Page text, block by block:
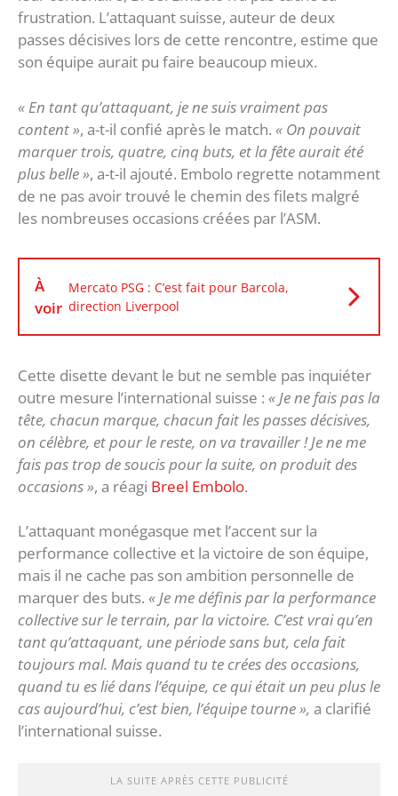
frustration. L’attaquant suisse, auteur de deux
passes décisives lors de cette rencontre, estime que
son équipe aurait pu faire beaucoup mieux.
« En tant qu’attaquant, je ne suis vraiment pas
content », a-t-il confié après le match. « On pouvait
marquer trois, quatre, cinq buts, et la fête aurait été
plus belle », a-t-il ajouté. Embolo regrette notamment
de ne pas avoir trouvé le chemin des filets malgré
les nombreuses occasions créées par l’ASM.
À
voir
Mercato PSG : C’est fait pour Barcola,
direction Liverpool
Cette disette devant le but ne semble pas inquiéter
outre mesure l’international suisse : « Je ne fais pas la
tête, chacun marque, chacun fait les passes décisives,
on célèbre, et pour le reste, on va travailler ! Je ne me
fais pas trop de soucis pour la suite, on produit des
occasions », a réagi Breel Embolo.
L’attaquant monégasque met l’accent sur la
performance collective et la victoire de son équipe,
mais il ne cache pas son ambition personnelle de
marquer des buts. « Je me définis par la performance
collective sur le terrain, par la victoire. C’est vrai qu’en
tant qu’attaquant, une période sans but, cela fait
toujours mal. Mais quand tu te crées des occasions,
quand tu es lié dans l’équipe, ce qui était un peu plus le
cas aujourd’hui, c’est bien, l’équipe tourne », a clarifié
l’international suisse.
LA SUITE APRÈS CETTE PUBLICITÉ